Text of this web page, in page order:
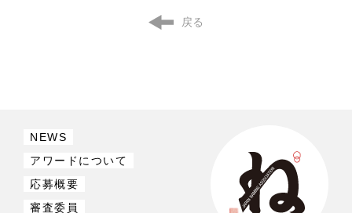
戻る
NEWS
アワードについて
応募概要
審査委員